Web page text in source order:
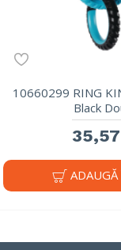
10660299 RING
Black